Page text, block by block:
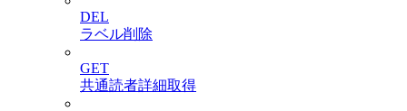
DEL
ラベル削除
GET
共通読者詳細取得